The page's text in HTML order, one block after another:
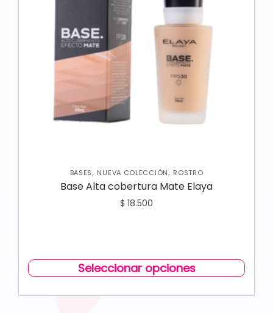
BASES, NUEVA COLECCIÓN, ROSTRO
Base Alta cobertura Mate Elaya
$ 18.500
Seleccionar opciones